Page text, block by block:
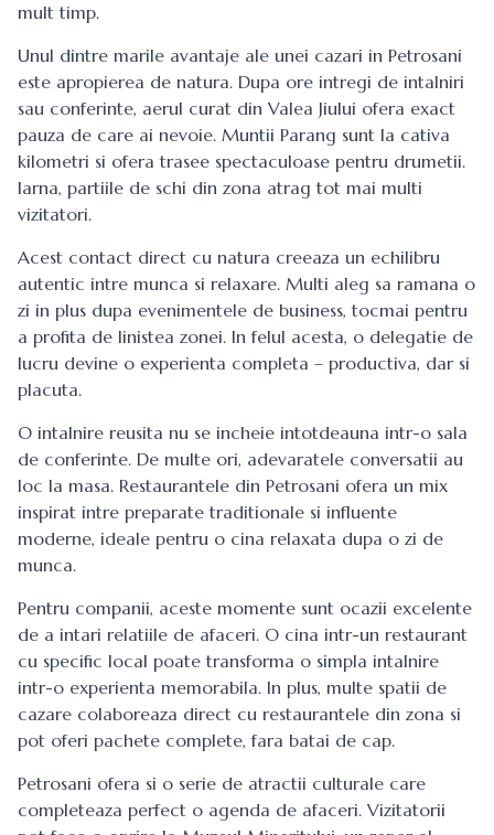
mult timp.
Unul dintre marile avantaje ale unei cazari in Petrosani
este apropierea de natura. Dupa ore intregi de intalniri
sau conferinte, aerul curat din Valea Jiului ofera exact
pauza de care ai nevoie. Muntii Parang sunt la cativa
kilometri si ofera trasee spectaculoase pentru drumetii.
Iarna, partiile de schi din zona atrag tot mai multi
vizitatori.
Acest contact direct cu natura creeaza un echilibru
autentic intre munca si relaxare. Multi aleg sa ramana o
zi in plus dupa evenimentele de business, tocmai pentru
a profita de linistea zonei. In felul acesta, o delegatie de
lucru devine o experienta completa – productiva, dar si
placuta.
O intalnire reusita nu se incheie intotdeauna intr-o sala
de conferinte. De multe ori, adevaratele conversatii au
loc la masa. Restaurantele din Petrosani ofera un mix
inspirat intre preparate traditionale si influente
moderne, ideale pentru o cina relaxata dupa o zi de
munca.
Pentru companii, aceste momente sunt ocazii excelente
de a intari relatiile de afaceri. O cina intr-un restaurant
cu specific local poate transforma o simpla intalnire
intr-o experienta memorabila. In plus, multe spatii de
cazare colaboreaza direct cu restaurantele din zona si
pot oferi pachete complete, fara batai de cap.
Petrosani ofera si o serie de atractii culturale care
completeaza perfect o agenda de afaceri. Vizitatorii